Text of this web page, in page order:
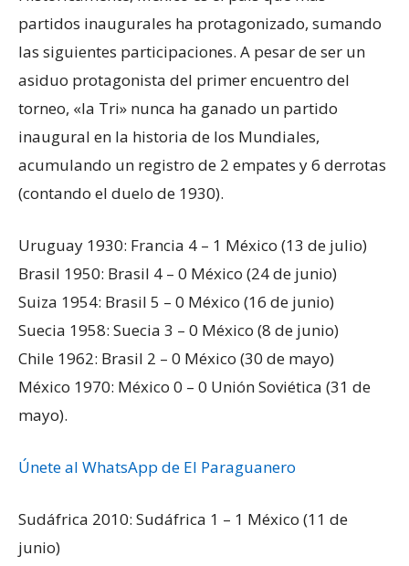
partidos inaugurales ha protagonizado, sumando
las siguientes participaciones. A pesar de ser un
asiduo protagonista del primer encuentro del
torneo, «la Tri» nunca ha ganado un partido
inaugural en la historia de los Mundiales,
acumulando un registro de 2 empates y 6 derrotas
(contando el duelo de 1930).
Uruguay 1930: Francia 4 – 1 México (13 de julio)
Brasil 1950: Brasil 4 – 0 México (24 de junio)
Suiza 1954: Brasil 5 – 0 México (16 de junio)
Suecia 1958: Suecia 3 – 0 México (8 de junio)
Chile 1962: Brasil 2 – 0 México (30 de mayo)
México 1970: México 0 – 0 Unión Soviética (31 de
mayo).
Únete al WhatsApp de El Paraguanero
Sudáfrica 2010: Sudáfrica 1 – 1 México (11 de
junio)